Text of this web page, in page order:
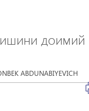
доимий
ABDUNABIYEVICH